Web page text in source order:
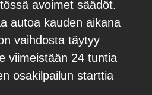
avoimet säädöt.
autoa kauden aikana
vaihdosta täytyy
viimeistään 24 tuntia
osakilpailun starttia